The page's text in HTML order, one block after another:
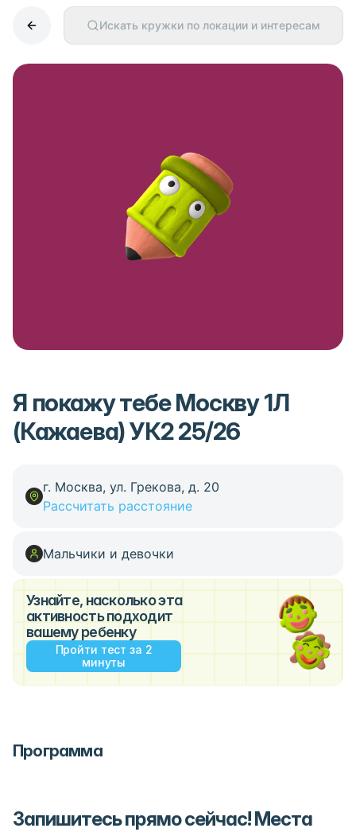
Искать кружки по локации и интересам
Я покажу тебе Москву 1Л
(Кажаева) УК2 25/26
г. Москва, ул. Грекова, д. 20
Рассчитать расстояние
Мальчики и девочки
Узнайте, насколько эта
активность подходит
вашему ребенку
Пройти тест за 2
минуты
Программа
Запишитесь прямо сейчас! Места